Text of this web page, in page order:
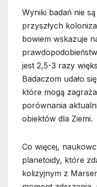
Wyniki badań nie
przyszłych
bowiem wskazuje
jest 2,5-3 razy
Badaczom udało
które mogą
porównania
obiektów dla Ziemi.
Co więcej,
planetoidy, które
kolizyjnym z